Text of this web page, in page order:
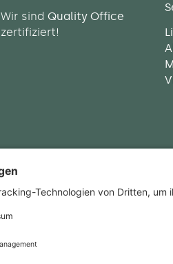
Wir sind Quality Office
zertifiziert!
Copyright © 2026